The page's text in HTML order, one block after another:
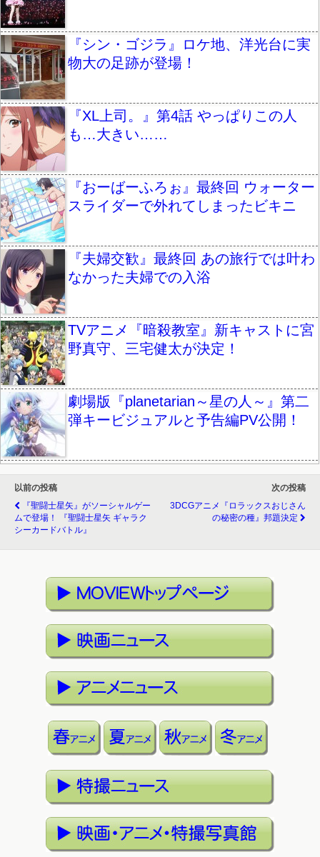
『シン・ゴジラ』ロケ地、洋光台に実
物大の足跡が登場！
『XL上司。』第4話 やっぱりこの人
も…大きい……
『おーばーふろぉ』最終回 ウォーター
スライダーで外れてしまったビキニ
『夫婦交歓』最終回 あの旅行では叶わ
なかった夫婦での入浴
TVアニメ『暗殺教室』新キャストに宮
野真守、三宅健太が決定！
劇場版『planetarian～星の人～』第二
弾キービジュアルと予告編PV公開！
以前の投稿
『聖闘士星矢』がソーシャルゲー
ムで登場！ 『聖闘士星矢 ギャラク
シーカードバトル』
次の投稿
3DCGアニメ『ロラックスおじさん
の秘密の種』邦題決定